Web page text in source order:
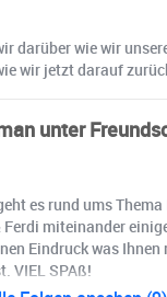
darüber wie wir
wir jetzt darauf
unter
es rund ums
miteinander
Eindruck was Ihnen
VIEL SPAß!